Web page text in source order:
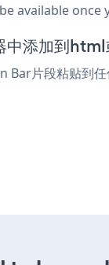
available once
添加到html
Bar片段粘贴到